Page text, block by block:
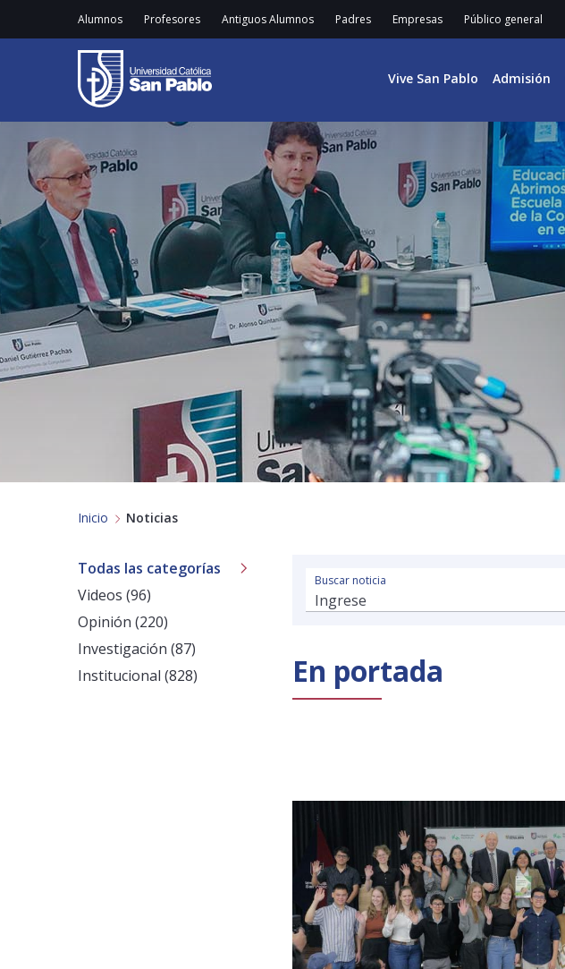
Alumnos Profesores Antiguos Alumnos Padres Empresas Público general
Vive San Pablo Admisión
Inicio Noticias
Todas las categorías
Videos (96)
Opinión (220)
Investigación (87)
Institucional (828)
Buscar noticia
En portada